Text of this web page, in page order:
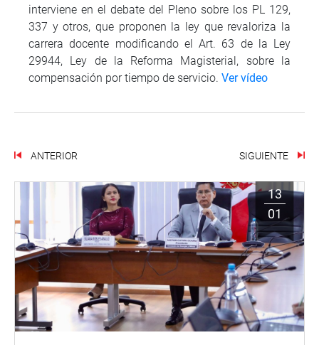
interviene en el debate del Pleno sobre los PL 129,
337 y otros, que proponen la ley que revaloriza la
carrera docente modificando el Art. 63 de la Ley
29944, Ley de la Reforma Magisterial, sobre la
compensación por tiempo de servicio. Ver vídeo
ANTERIOR SIGUIENTE
13
01